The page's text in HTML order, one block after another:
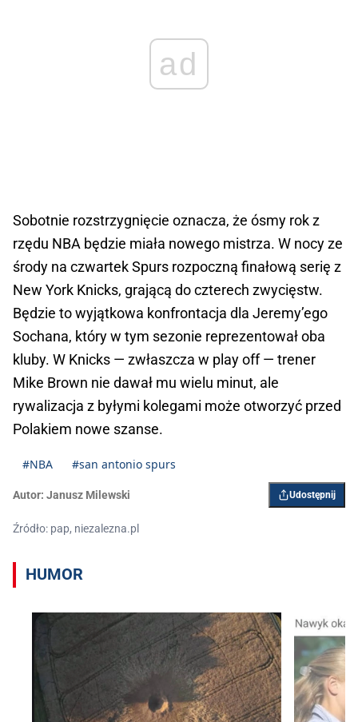
ad
Sobotnie rozstrzygnięcie oznacza, że ósmy rok z
rzędu NBA będzie miała nowego mistrza. W nocy ze
środy na czwartek Spurs rozpoczną finałową serię z
New York Knicks, grającą do czterech zwycięstw.
Będzie to wyjątkowa konfrontacja dla Jeremy’ego
Sochana, który w tym sezonie reprezentował oba
kluby. W Knicks — zwłaszcza w play off — trener
Mike Brown nie dawał mu wielu minut, ale
rywalizacja z byłymi kolegami może otworzyć przed
Polakiem nowe szanse.
#NBA #san antonio spurs
Autor: Janusz Milewski Udostępnij
Źródło: pap, niezalezna.pl
HUMOR